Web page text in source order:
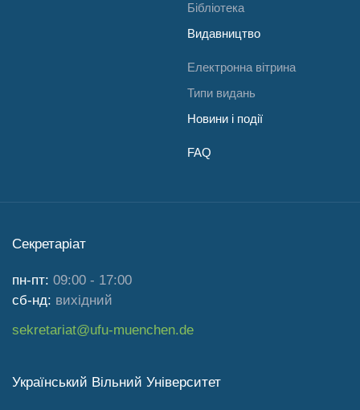
Бібліотека
Видавництво
Електронна вітрина
Типи видань
Новини і події
FAQ
Секретаріат
пн-пт: 09:00 - 17:00
сб-нд: вихідний
sekretariat@ufu-muenchen.de
Український Вільний Університет